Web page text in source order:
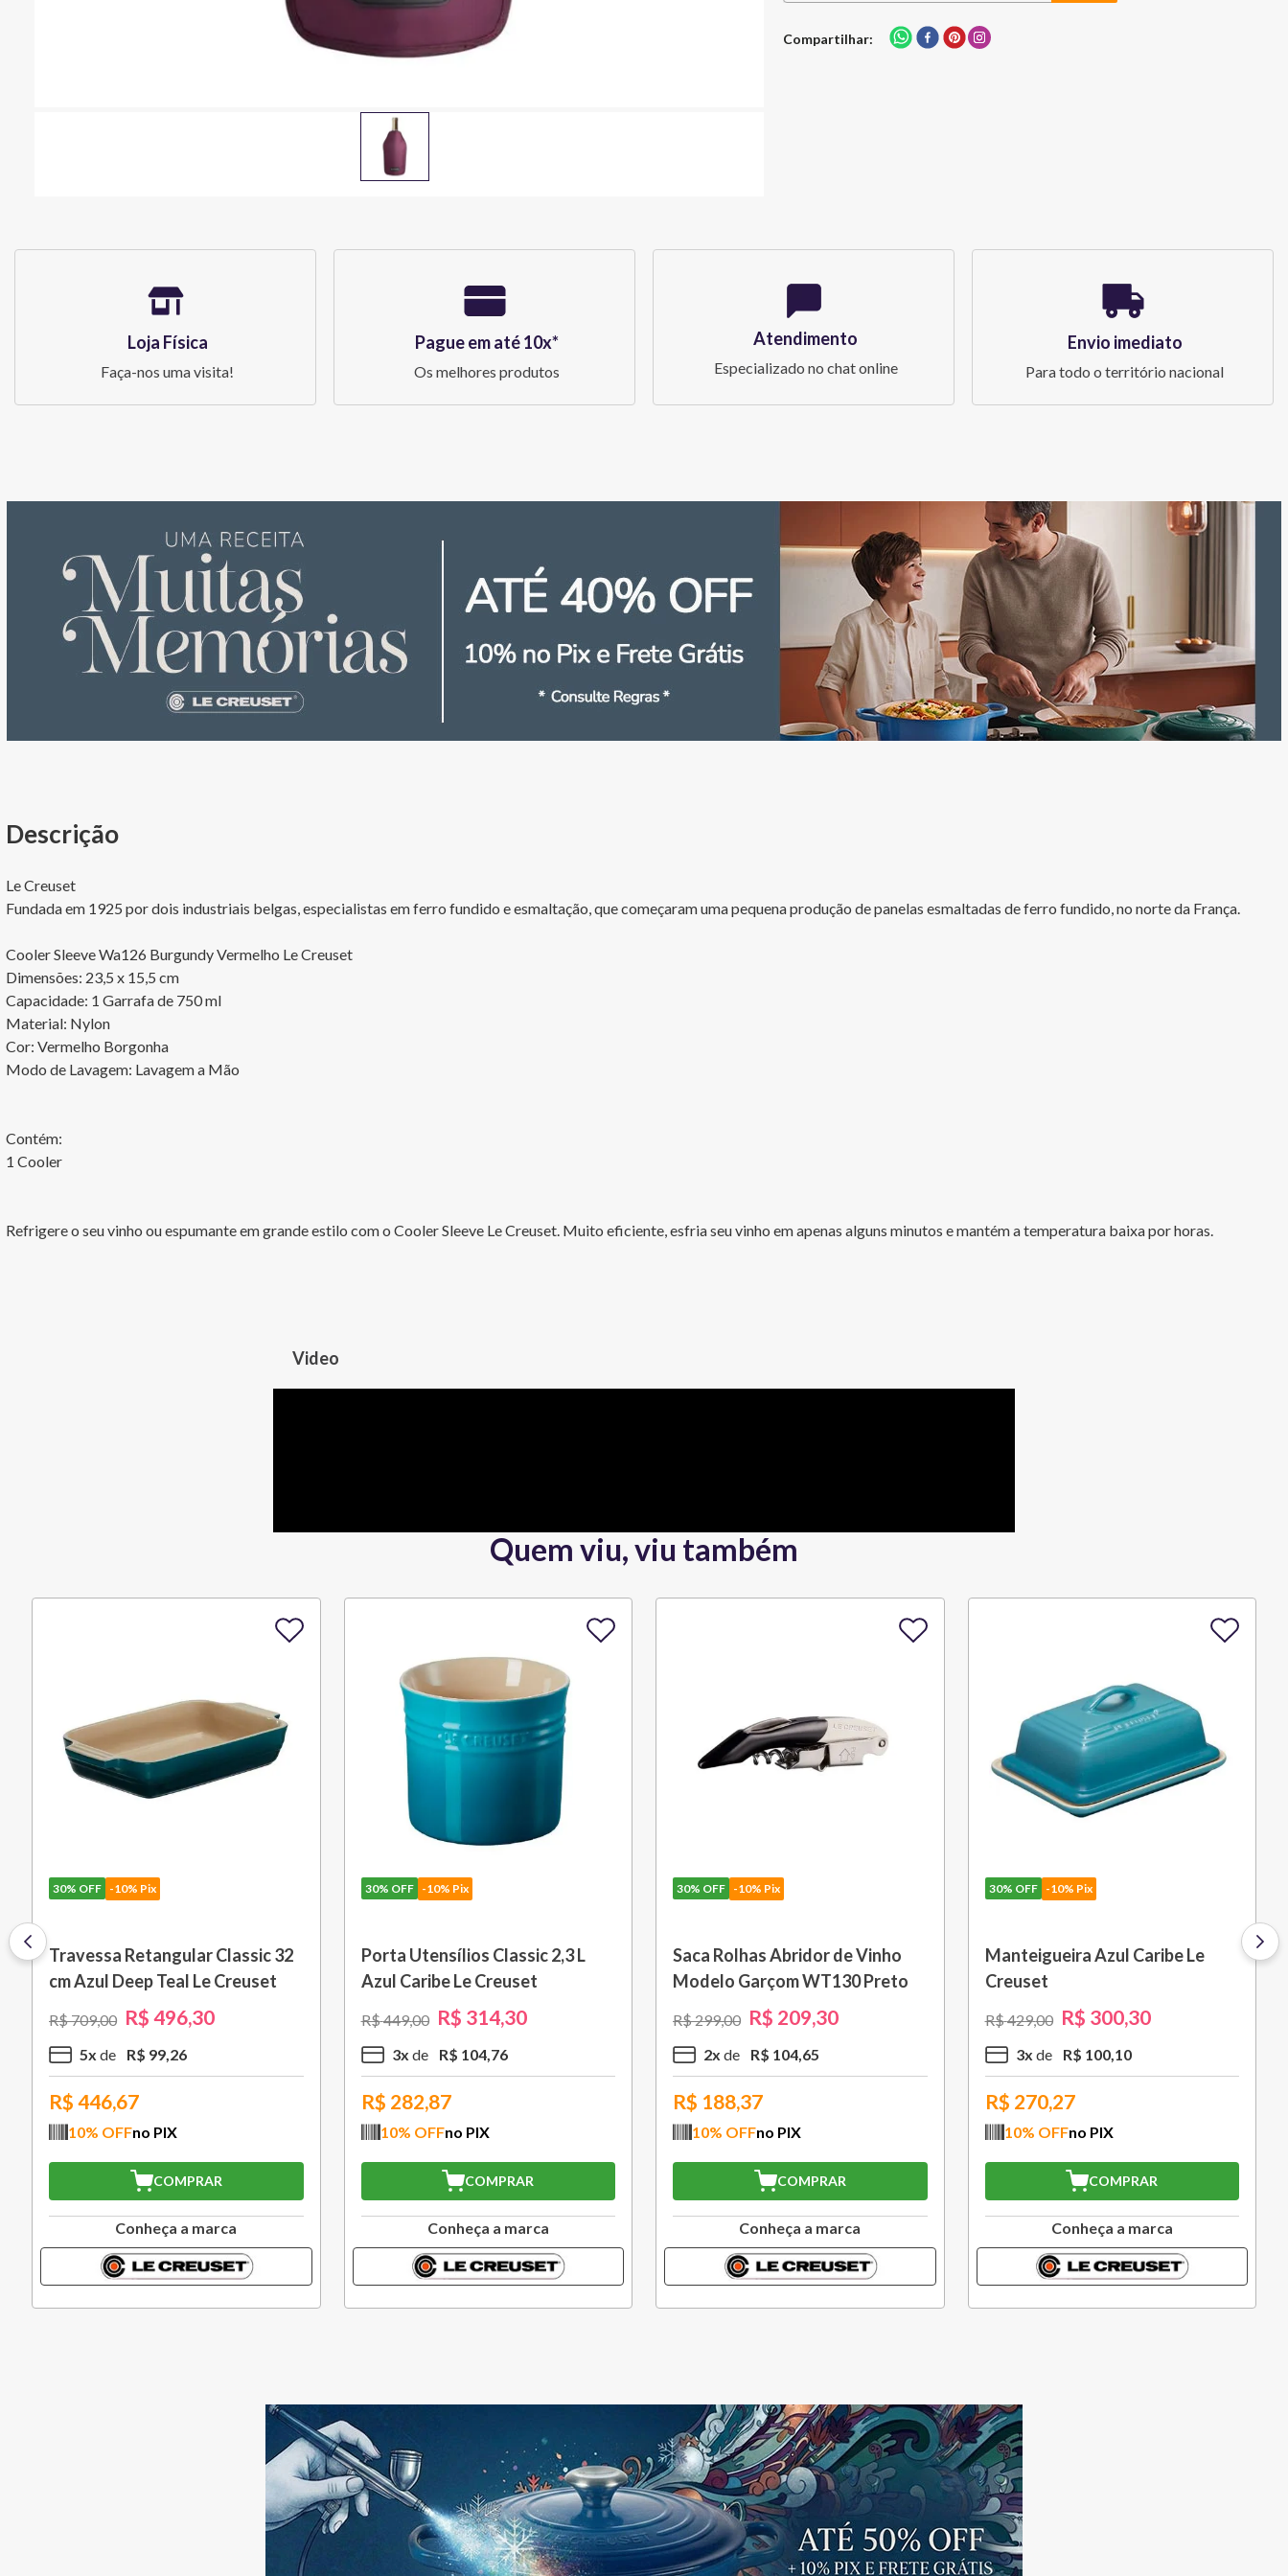
Compartilhar
Loja Física
Faça-nos uma visita!
Pague em até 10x*
Os melhores produtos
Atendimento
Especializado no chat online
Envio imediato
Para todo o território nacional
Le Creuset
Fundada em 1925 por dois industriais belgas, especialistas em ferro fundido e esmaltação, que começaram uma pequena produção de panelas esmaltadas de ferro fundido, no norte da França.
Cooler Sleeve Wa126 Burgundy Vermelho Le Creuset
Dimensões: 23,5 x 15,5 cm
Capacidade: 1 Garrafa de 750 ml
Material: Nylon
Cor: Vermelho Borgonha
Modo de Lavagem: Lavagem a Mão
Contém:
1 Cooler
Refrigere o seu vinho ou espumante em grande estilo com o Cooler Sleeve Le Creuset. Muito eficiente, esfria seu vinho em apenas alguns minutos e mantém a temperatura baixa por horas.
Video
Quem viu, viu também
40% OFF -10% Pix
Pincel de Silicone Vênus Branco
Le Creuset
R$209,00 R$ 125,40
1x R$ 125,40
R$ 112,86
10% OFFno PIX
COMPRAR
Conheça a marca
30% OFF -10% Pix
Porta Ovo Roxo Fig Le Creuset
R$79,00 R$55,30
1x R$ 55,30
R$ 49,77
10% OFFno PIX
COMPRAR
Conheça a marca
30% OFF -10% Pix
Grelha Quadrada Non Stick 28
cm Le Creuset
R$1.359,00 R$ 951,30
9x R$ 105 70
R$ 856,17
10% OFFno PIX
COMPRAR
Conheça a marca
30% OFF -10% Pix
Grelha Quadrada Signature 26
cm Amarelo Soleil Le Creuset
R$1.859,00 R$1.301,
10 x R$ 130, 13
R$ 1.171,17
10% OFFno PIX
COMPRAR
Conheça a marca